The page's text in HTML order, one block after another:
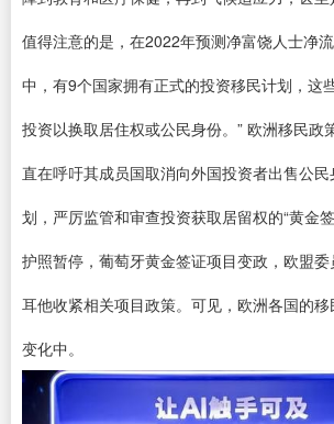
值得注意的是，在2022年预测净富饶人士净
中，有9个国家拥有正式的投资移民计划，这
投资以换取居住权或公民身份。” 欧洲移民政
直在呼吁其成员国取消向外国投资者出售公民
划，严厉监管和审查投资获取居留权的“黄金
护照暂停，葡萄牙黄金签证项目变政，欧盟
耳他收紧相关项目政策。可见，欧洲各国的
变化中。